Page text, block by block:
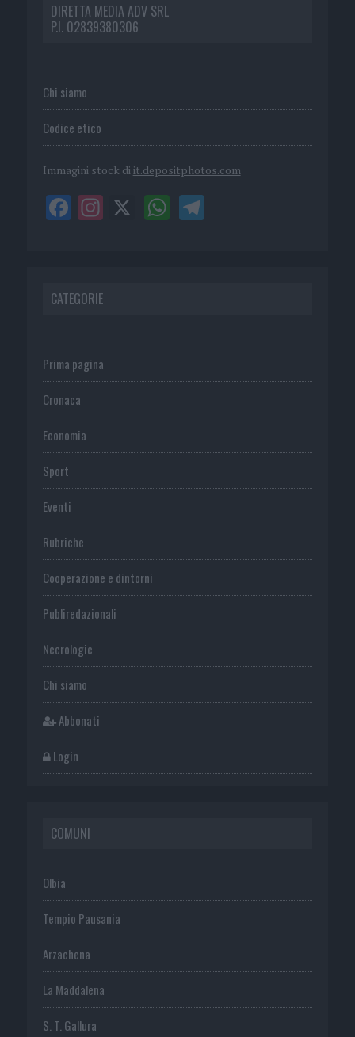
DIRETTA MEDIA ADV SRL
P.I. 02839380306
Chi siamo
Codice etico
Immagini stock di it.depositphotos.com
CATEGORIE
Prima pagina
Cronaca
Economia
Sport
Eventi
Rubriche
Cooperazione e dintorni
Publiredazionali
Necrologie
Chi siamo
Abbonati
Login
COMUNI
Olbia
Tempio Pausania
Arzachena
La Maddalena
S. T. Gallura